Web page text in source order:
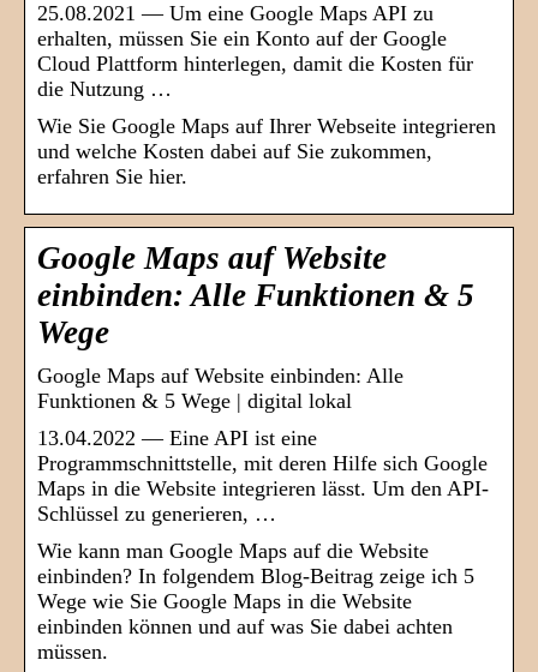
25.08.2021 — Um eine Google Maps API zu
erhalten, müssen Sie ein Konto auf der Google
Cloud Plattform hinterlegen, damit die Kosten für
die Nutzung …
Wie Sie Google Maps auf Ihrer Webseite integrieren
und welche Kosten dabei auf Sie zukommen,
erfahren Sie hier.
Google Maps auf Website
einbinden: Alle Funktionen & 5
Wege
Google Maps auf Website einbinden: Alle
Funktionen & 5 Wege | digital lokal
13.04.2022 — Eine API ist eine
Programmschnittstelle, mit deren Hilfe sich Google
Maps in die Website integrieren lässt. Um den API-
Schlüssel zu generieren, …
Wie kann man Google Maps auf die Website
einbinden? In folgendem Blog-Beitrag zeige ich 5
Wege wie Sie Google Maps in die Website
einbinden können und auf was Sie dabei achten
müssen.